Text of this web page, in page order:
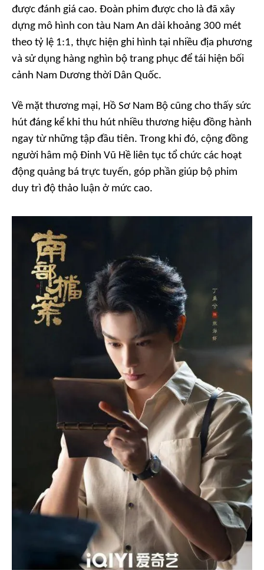
được đánh giá cao. Đoàn phim được cho là đã xây
dựng mô hình con tàu Nam An dài khoảng 300 mét
theo tỷ lệ 1:1, thực hiện ghi hình tại nhiều địa phương
và sử dụng hàng nghìn bộ trang phục để tái hiện bối
cảnh Nam Dương thời Dân Quốc.
Về mặt thương mại, Hồ Sơ Nam Bộ cũng cho thấy sức
hút đáng kể khi thu hút nhiều thương hiệu đồng hành
ngay từ những tập đầu tiên. Trong khi đó, cộng đồng
người hâm mộ Đinh Vũ Hề liên tục tổ chức các hoạt
động quảng bá trực tuyến, góp phần giúp bộ phim
duy trì độ thảo luận ở mức cao.